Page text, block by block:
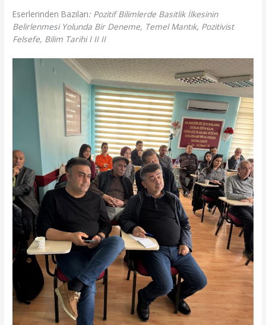
Eserlerinden Bazıları: Pozitif Bilimlerde Basitlik İlkesinin
Belirlenmesi Yolunda Bir Deneme, Temel Mantık, Pozitivist
Felsefe, Bilim Tarihi I II II